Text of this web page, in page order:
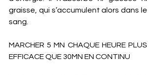
graisse, qui s’accumulent alors dans le
sang.
MARCHER 5 MN CHAQUE HEURE PLUS
EFFICACE QUE 30MN EN CONTINU